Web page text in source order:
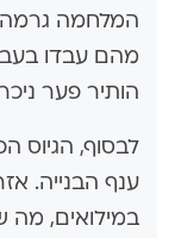
המלחמה גרמה
מהם עבדו
הותיר פער
לבסוף, הגיוס
ענף הבנייה.
במילואים, מה